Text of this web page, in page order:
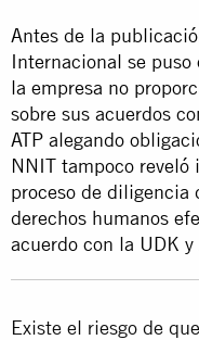
INFORME
Antes de la
Internacional se
la empresa no
sobre sus acuerdos
ATP alegando
NNIT tampoco
proceso de diligencia
derechos humanos
acuerdo con la UDK y
Existe el riesgo de